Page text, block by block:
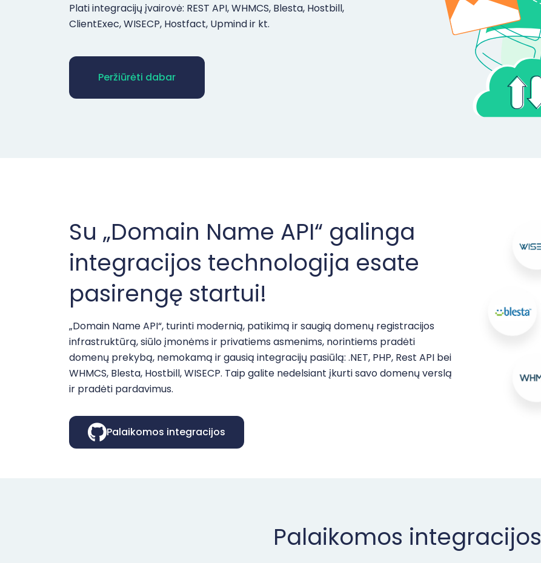
Plati integracijų įvairovė: REST API, WHMCS, Blesta, Hostbill,
ClientExec, WISECP, Hostfact, Upmind ir kt.
Peržiūrėti dabar
Su „Domain Name API“ galinga
integracijos technologija esate
pasirengę startui!
„Domain Name API“, turinti modernią, patikimą ir saugią domenų registracijos
infrastruktūrą, siūlo įmonėms ir privatiems asmenims, norintiems pradėti
domenų prekybą, nemokamą ir gausią integracijų pasiūlą: .NET, PHP, Rest API bei
WHMCS, Blesta, Hostbill, WISECP. Taip galite nedelsiant įkurti savo domenų verslą
ir pradėti pardavimus.
Palaikomos integracijos
Palaikomos integracijos